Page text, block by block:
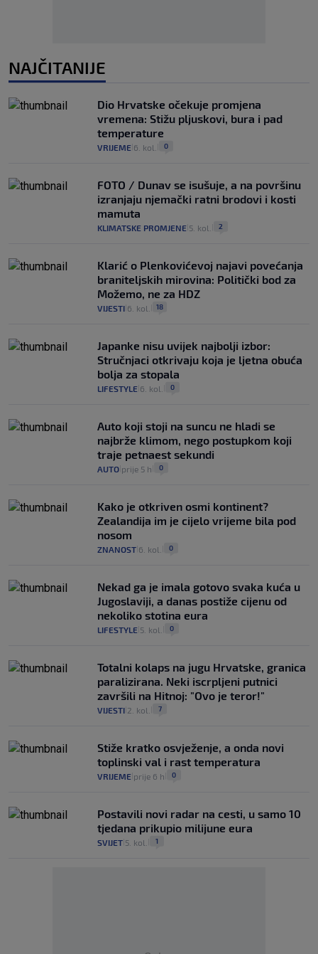
NAJČITANIJE
Dio Hrvatske očekuje promjena
vremena: Stižu pljuskovi, bura i pad
temperature
VRIJEME 6. kol. 0
FOTO / Dunav se isušuje, a na površinu
izranjaju njemački ratni brodovi i kosti
mamuta
KLIMATSKE PROMJENE 5. kol. 2
Klarić o Plenkovićevoj najavi povećanja
braniteljskih mirovina: Politički bod za
Možemo, ne za HDZ
VIJESTI 6. kol. 18
Japanke nisu uvijek najbolji izbor:
Stručnjaci otkrivaju koja je ljetna obuća
bolja za stopala
LIFESTYLE 6. kol. 0
Auto koji stoji na suncu ne hladi se
najbrže klimom, nego postupkom koji
traje petnaest sekundi
AUTO prije 5 h 0
Kako je otkriven osmi kontinent?
Zealandija im je cijelo vrijeme bila pod
nosom
ZNANOST 6. kol. 0
Nekad ga je imala gotovo svaka kuća u
Jugoslaviji, a danas postiže cijenu od
nekoliko stotina eura
LIFESTYLE 5. kol. 0
Totalni kolaps na jugu Hrvatske, granica
paralizirana. Neki iscrpljeni putnici
završili na Hitnoj: "Ovo je teror!"
VIJESTI 2. kol. 7
Stiže kratko osvježenje, a onda novi
toplinski val i rast temperatura
VRIJEME prije 6 h 0
Postavili novi radar na cesti, u samo 10
tjedana prikupio milijune eura
SVIJET 5. kol. 1